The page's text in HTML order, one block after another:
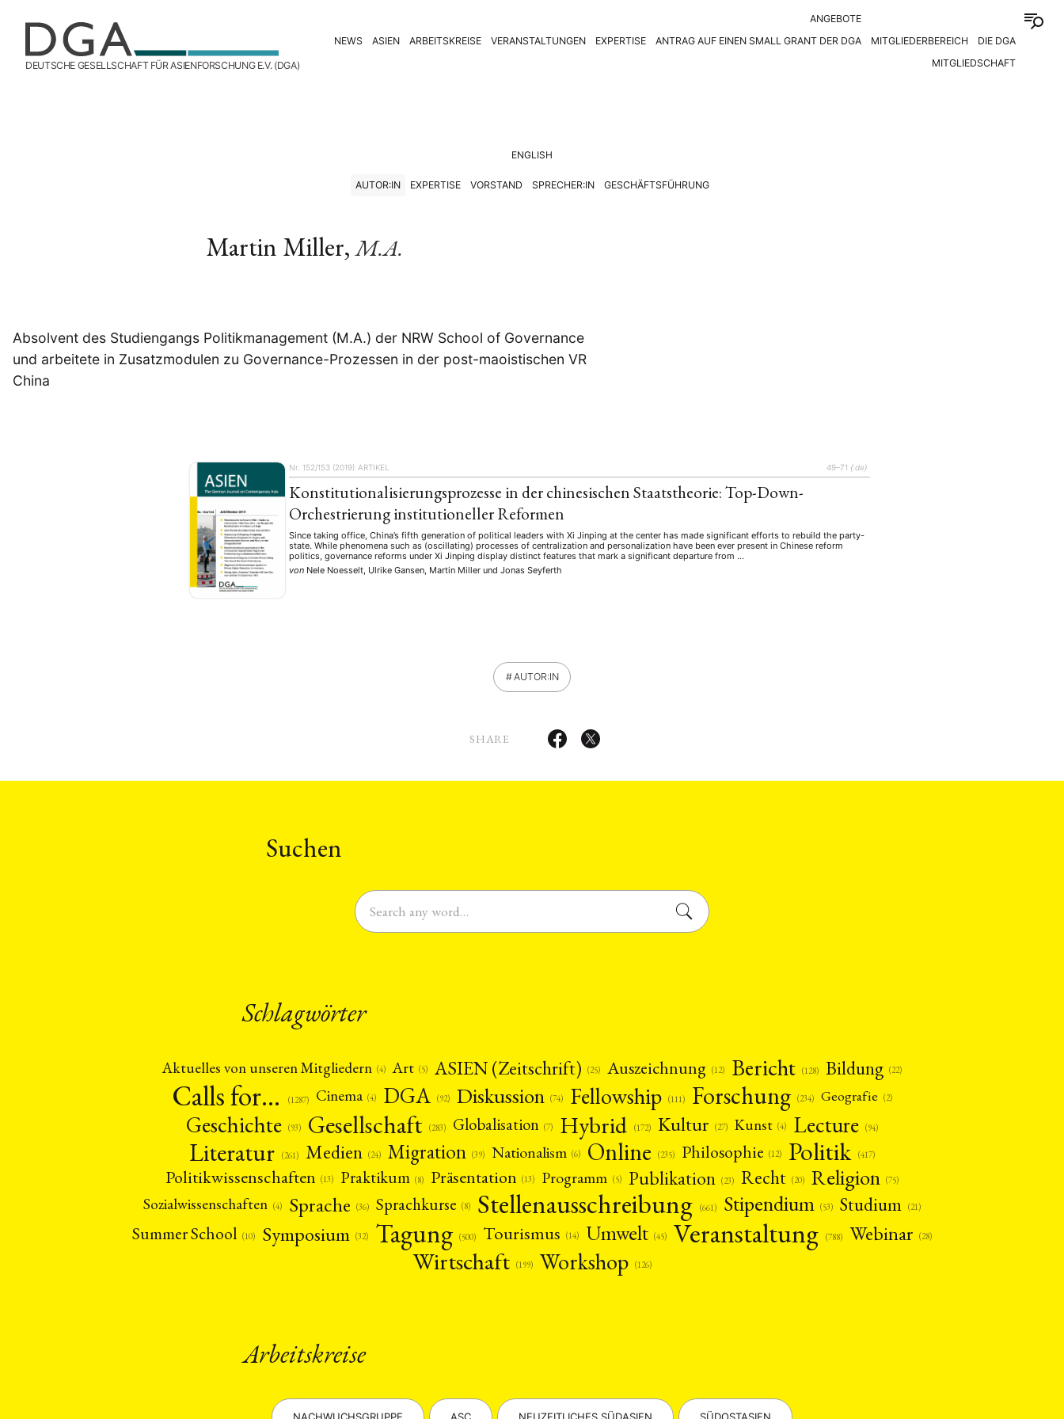
DEUTSCHE GESELLSCHAFT FÜR ASIENFORSCHUNG E.V. (DGA)
NEWS ASIEN ARBEITSKREISE VERANSTALTUNGEN EXPERTISE
ANGEBOTE
ANTRAG AUF EINEN SMALL GRANT DER DGA
MITGLIEDERBEREICH
DIE DGA
MITGLIEDSCHAFT
Bildung (22) Calls for… (1287) Cinema (4) DGA (92) Diskussion (74) Fellowship (111) Forschung
ENGLISH
AUTOR:IN EXPERTISE VORSTAND SPRECHER:IN GESCHÄFTSFÜHRUNG
Martin Miller,M.A.
Absolvent des Studiengangs Politikmanagement (M.A.) der NRW School of Governance
und arbeitete in Zusatzmodulen zu Governance-Prozessen in der post-maoistischen VR
China
Nr. 152/153 (2019) ARTIKEL 49–71 {:de}
Konstitutionalisierungsprozesse in der chinesischen Staatstheorie: Top-Down-
Orchestrierung institutioneller Reformen
Since taking office, China’s fifth generation of political leaders with Xi Jinping at the center has made significant efforts to rebuild the party-
state. While phenomena such as (oscillating) processes of centralization and personalization have been ever present in Chinese reform
politics, governance reforms under Xi Jinping display distinct features that mark a significant departure from …
von Nele Noesselt, Ulrike Gansen, Martin Millerund Jonas Seyferth
AUTOR:IN
SHARE
Suchen
Schlagwörter
Aktuelles von unseren Mitgliedern (4) Art (5) ASIEN (Zeitschrift) (25) Auszeichnung (12) Bericht (128) Bildung (22)
Calls for… (1287) Cinema (4) DGA (92) Diskussion (74) Fellowship (111) Forschung (234) Geografie (2)
Geschichte (93) Gesellschaft (283) Globalisation (7) Hybrid (172) Kultur (27) Kunst (4) Lecture (94)
Literatur (261) Medien (24) Migration (39) Nationalism (6) Online (235) Philosophie (12) Politik (417)
Politikwissenschaften (13) Praktikum (8) Präsentation (13) Programm (5) Publikation (23) Recht (20) Religion (75)
Sozialwissenschaften (4) Sprache (36) Sprachkurse (8) Stellenausschreibung (661) Stipendium (53) Studium (21)
Summer School (10) Symposium (32) Tagung (500) Tourismus (14) Umwelt (45) Veranstaltung (788) Webinar (28)
Wirtschaft (199) Workshop (126)
Arbeitskreise